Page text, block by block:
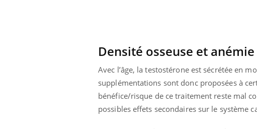
Densité osseuse et anémie
Avec l’âge, la testostérone est sécrétée en
supplémentations sont donc proposées à
bénéfice/risque de ce traitement reste mal
possibles effets secondaires sur le système